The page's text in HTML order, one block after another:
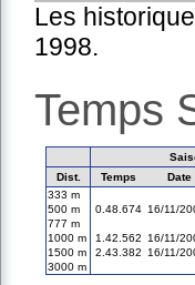
Les
1998.
Temps
Dist.
Temps Date
333 m
500 m
0.48.674 16/11/
777 m
1000 m
1.42.562 16/11/
1500 m
2.43.382 16/11/
3000 m